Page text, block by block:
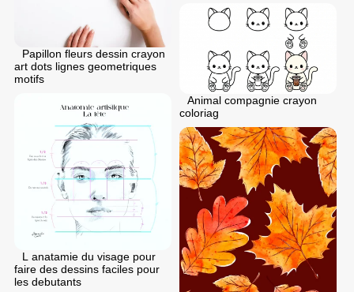
Papillon fleurs dessin crayon
art dots lignes geometriques
motifs
Animal compagnie crayon
coloriag
L anatamie du visage pour
faire des dessins faciles pour
les debutants